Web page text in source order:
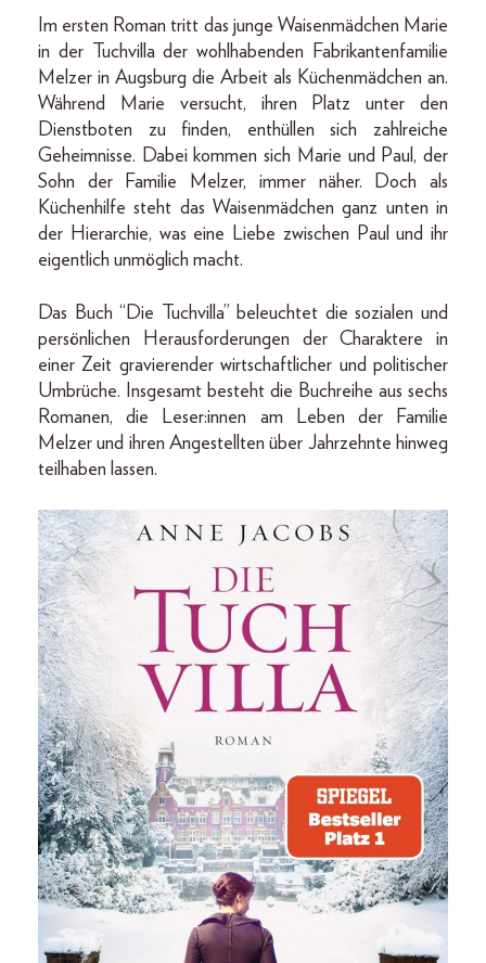
Im ersten Roman tritt das junge Waisenmädchen Marie
in der Tuchvilla der wohlhabenden Fabrikantenfamilie
Melzer in Augsburg die Arbeit als Küchenmädchen an.
Während Marie versucht, ihren Platz unter den
Dienstboten zu finden, enthüllen sich zahlreiche
Geheimnisse. Dabei kommen sich Marie und Paul, der
Sohn der Familie Melzer, immer näher. Doch als
Küchenhilfe steht das Waisenmädchen ganz unten in
der Hierarchie, was eine Liebe zwischen Paul und ihr
eigentlich unmöglich macht.
Das Buch “Die Tuchvilla” beleuchtet die sozialen und
persönlichen Herausforderungen der Charaktere in
einer Zeit gravierender wirtschaftlicher und politischer
Umbrüche. Insgesamt besteht die Buchreihe aus sechs
Romanen, die Leser:innen am Leben der Familie
Melzer und ihren Angestellten über Jahrzehnte hinweg
teilhaben lassen.